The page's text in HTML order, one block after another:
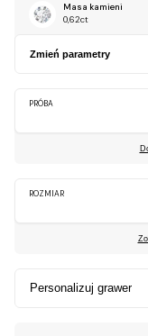
Masa kamieni
0,62ct
Zmień parametry
PRÓBA
ROZMIAR
Personalizuj grawer